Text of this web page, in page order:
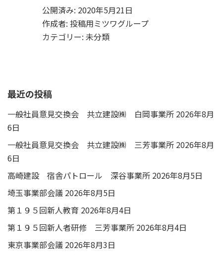
公開済み: 2020年5月21日
作成者: 投稿用ミツワグループ
カテゴリー: 未分類
最近の投稿
一般社員意見交換会 共立建設㈱ 白岡事業所 2026年8月
6日
一般社員意見交換会 共立建設㈱ 三芳事業所 2026年8月
6日
高崎建設 宿舎パトロール 深谷事業所 2026年8月5日
埼玉事業部会議 2026年8月5日
第１９５回新人教育 2026年8月4日
第１９５回新人者研修 三芳事業所 2026年8月4日
東京事業部会議 2026年8月3日